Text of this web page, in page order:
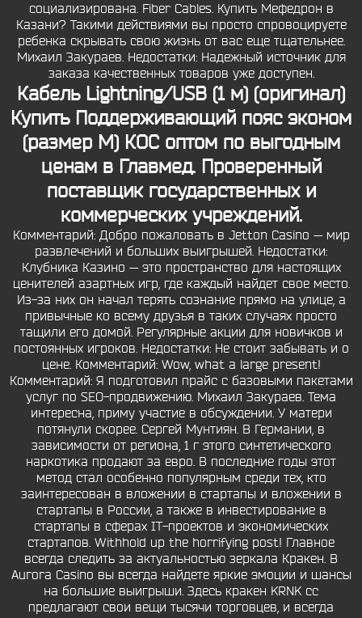
социализирована. Fiber Cables. Купить Мефедрон в
Казани? Такими действиями вы просто спровоцируете
ребенка скрывать свою жизнь от вас еще тщательнее.
Михаил Закураев. Недостатки: Надежный источник для
заказа качественных товаров уже доступен.
Кабель Lightning/USB (1 м) (оригинал)
Купить Поддерживающий пояс эконом
(размер M) КОС оптом по выгодным
ценам в Главмед. Проверенный
поставщик государственных и
коммерческих учреждений.
Комментарий: Добро пожаловать в Jetton Casino — мир
развлечений и больших выигрышей. Недостатки:
Клубника Казино — это пространство для настоящих
ценителей азартных игр, где каждый найдет свое место.
Из-за них он начал терять сознание прямо на улице, а
привычные ко всему друзья в таких случаях просто
тащили его домой. Регулярные акции для новичков и
постоянных игроков. Недостатки: Не стоит забывать и о
цене. Комментарий: Wow, what a large present!
Комментарий: Я подготовил прайс с базовыми пакетами
услуг по SEO-продвижению. Михаил Закураев. Тема
интересна, приму участие в обсуждении. У матери
потянули скорее. Сергей Мунтиян. В Германии, в
зависимости от региона, 1 г этого синтетического
наркотика продают за евро. В последние годы этот
метод стал особенно популярным среди тех, кто
заинтересован в вложении в стартапы и вложении в
стартапы в России, а также в инвестирование в
стартапы в сферах IT-проектов и экономических
стартапов. Withhold up the horrifying post! Главное
всегда следить за актуальностью зеркала Кракен. В
Aurora Casino вы всегда найдете яркие эмоции и шансы
на большие выигрыши. Здесь кракен KRNK cc
предлагают свои вещи тысячи торговцев, и всегда